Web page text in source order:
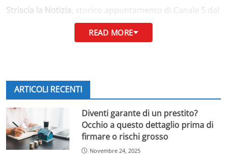
Striscia la Notizia , storico appuntamento di Canale 5 dal
1988, sarà protagonista di un cambiamento epocale nel
palinsesto. Dopo oltre trentacinque anni di messa in
onda quotidiana in access prime time, la trasmissione
La decisione è stata in gran parte dettata dal successo
inatteso e travolgente deLa Ruota della Fortuna,
condotto da Gerry Scotti, che ha conquistato una fetta
di pubblico superiore a quella di programmi storici
comeAffari Tuoi. La ruota continua a macinare ascolti
record nel preserale, tanto da aver spinto Mediaset a
READ MORE
ARTICOLI RECENTI
Diventi garante di un prestito?
Occhio a questo dettaglio prima di
firmare o rischi grosso
Novembre 24, 2025